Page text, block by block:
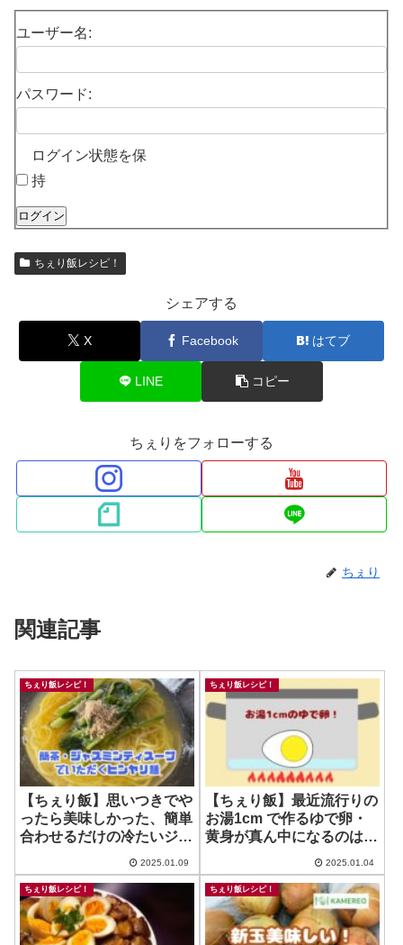
ユーザー名:
パスワード:
ログイン状態を保
持
ログイン
ちぇり飯レシピ！
シェアする
X Facebook はてブ
LINE コピー
ちぇりをフォローする
ちぇり
関連記事
ちぇり飯レシピ！
【ちぇり飯】思いつきでや
ったら美味しかった、簡単
合わせるだけの冷たいジャ
2025.01.09
ちぇり飯レシピ！
【ちぇり飯】最近流行りの
お湯1cm で作るゆで卵・
黄身が真ん中になるのはな
2025.01.04
ちぇり飯レシピ！ ちぇり飯レシピ！